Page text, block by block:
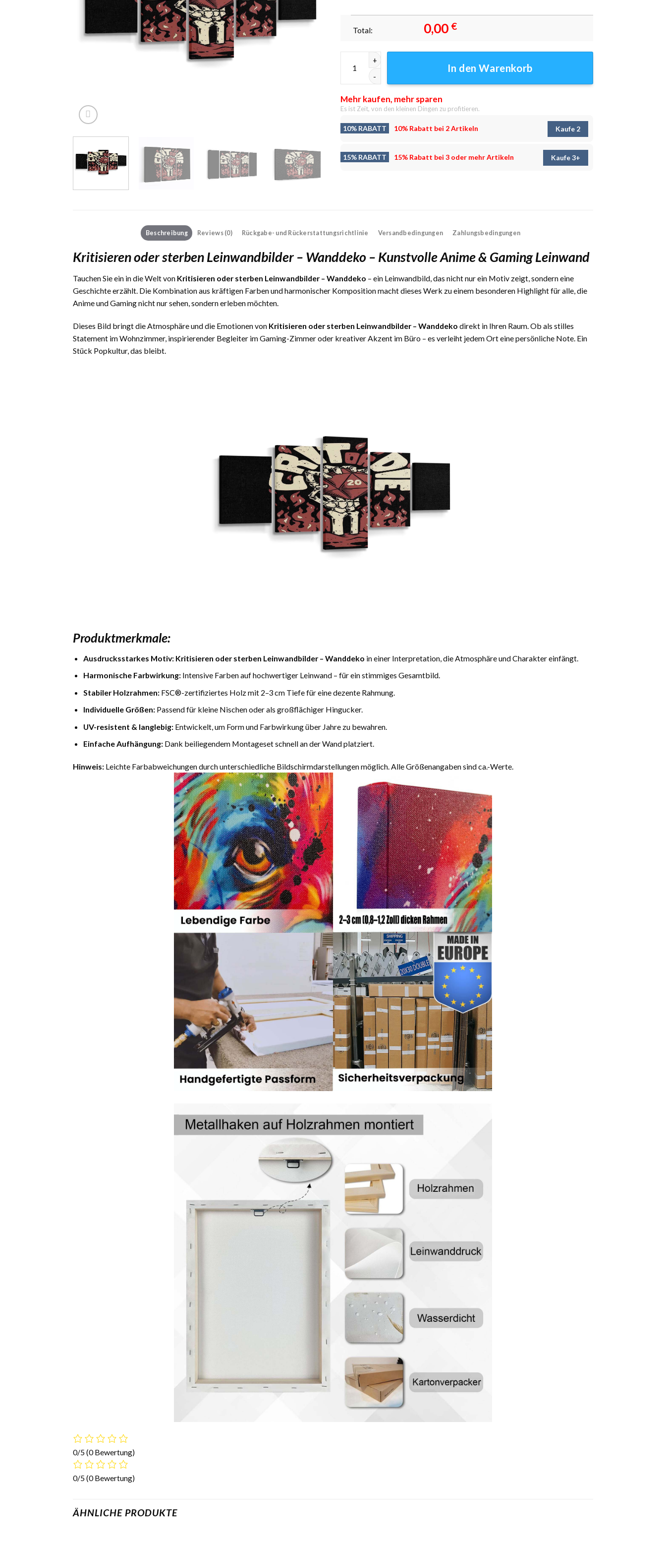
Total: 0,00 €
Kritisieren oder sterben Leinwandbilder - Wanddeko Menge
In den Warenkorb
Mehr kaufen, mehr sparen
Es ist Zeit, von den kleinen Dingen zu profitieren.
10% RABATT 10% Rabatt bei 2 Artikeln Kaufe 2
15% RABATT 15% Rabatt bei 3 oder mehr Artikeln Kaufe 3+
Beschreibung Reviews (0) Rückgabe- und Rückerstattungsrichtlinie Versandbedingungen Zahlungsbedingungen
Kritisieren oder sterben Leinwandbilder – Wanddeko – Kunstvolle Anime & Gaming Leinwand
Tauchen Sie ein in die Welt von Kritisieren oder sterben Leinwandbilder – Wanddeko – ein Leinwandbild, das nicht nur ein Motiv zeigt, sondern eine
Geschichte erzählt. Die Kombination aus kräftigen Farben und harmonischer Komposition macht dieses Werk zu einem besonderen Highlight für alle, die
Anime und Gaming nicht nur sehen, sondern erleben möchten.
Dieses Bild bringt die Atmosphäre und die Emotionen von Kritisieren oder sterben Leinwandbilder – Wanddeko direkt in Ihren Raum. Ob als stilles
Statement im Wohnzimmer, inspirierender Begleiter im Gaming-Zimmer oder kreativer Akzent im Büro – es verleiht jedem Ort eine persönliche Note. Ein
Stück Popkultur, das bleibt.
Produktmerkmale:
Ausdrucksstarkes Motiv: Kritisieren oder sterben Leinwandbilder – Wanddeko in einer Interpretation, die Atmosphäre und Charakter einfängt.
Harmonische Farbwirkung:Intensive Farben auf hochwertiger Leinwand – für ein stimmiges Gesamtbild.
Stabiler Holzrahmen:FSC®-zertifiziertes Holz mit 2–3 cm Tiefe für eine dezente Rahmung.
Individuelle Größen:Passend für kleine Nischen oder als großflächiger Hingucker.
UV-resistent & langlebig:Entwickelt, um Form und Farbwirkung über Jahre zu bewahren.
Einfache Aufhängung:Dank beiliegendem Montageset schnell an der Wand platziert.
Hinweis: Leichte Farbabweichungen durch unterschiedliche Bildschirmdarstellungen möglich. Alle Größenangaben sind ca.-Werte.
0/5(0 Bewertung)
0/5(0 Bewertung)
ÄHNLICHE PRODUKTE